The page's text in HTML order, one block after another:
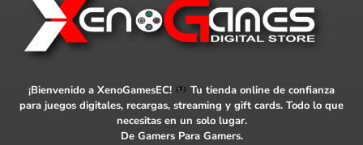
¡Bienvenido a XenoGamesEC!
Tu tienda online de confianza
para juegos digitales, recargas, streaming y gift cards. Todo lo que
necesitas en un solo lugar.
De Gamers Para Gamers.